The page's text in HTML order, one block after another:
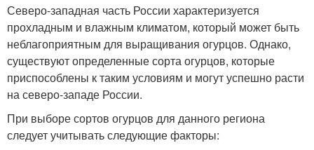
Северо-западная часть России характеризуется
прохладным и влажным климатом, который может быть
неблагоприятным для выращивания огурцов. Однако,
существуют определенные сорта огурцов, которые
приспособлены к таким условиям и могут успешно расти
на северо-западе России.
При выборе сортов огурцов для данного региона
следует учитывать следующие факторы: